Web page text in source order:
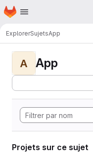
Passer au contenu principal
Page d'accueil
ExplorerSujetsApp
A App
Projets sur ce sujet